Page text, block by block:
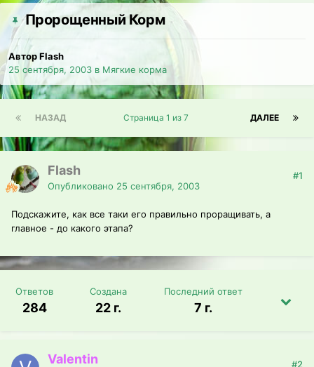
Пророщенный Корм
Автор Flash
25 сентября, 2003 в Мягкие корма
НАЗАД ДАЛЕЕ
Страница 1 из 7
Flash
Опубликовано 25 сентября, 2003
#1
Подскажите, как все таки его правильно проращивать, а
главное - до какого этапа?
Ответов
284
Создана
22 г.
Последний ответ
7 г.
Valentin #2